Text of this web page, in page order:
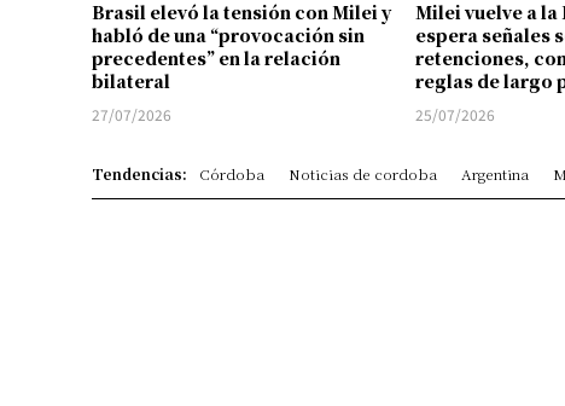
Brasil elevó la tensión con Milei y
habló de una “provocación sin
precedentes” en la relación
bilateral
27/07/2026
Milei vuelve a la
espera señales
retenciones,
reglas de largo
25/07/2026
Tendencias: Córdoba Noticias de cordoba Argentina